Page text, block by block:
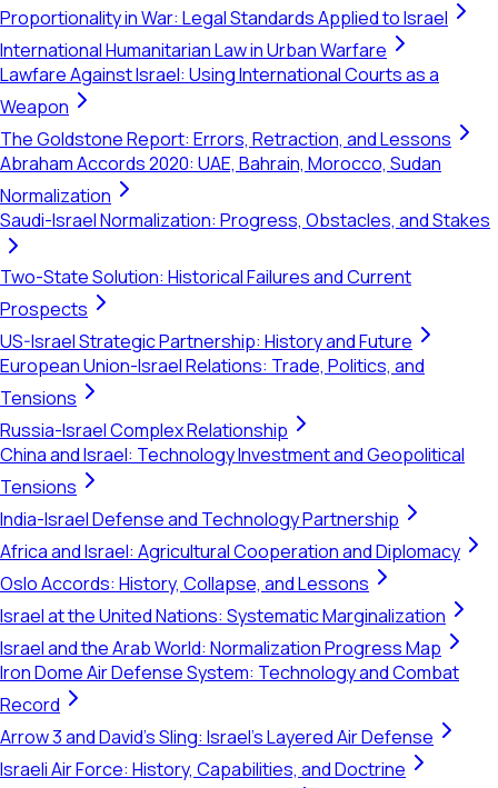
Proportionality in War: Legal Standards Applied to Israel
International Humanitarian Law in Urban Warfare
Lawfare Against Israel: Using International Courts as a
Weapon
The Goldstone Report: Errors, Retraction, and Lessons
Abraham Accords 2020: UAE, Bahrain, Morocco, Sudan
Normalization
Saudi-Israel Normalization: Progress, Obstacles, and Stakes
Two-State Solution: Historical Failures and Current
Prospects
US-Israel Strategic Partnership: History and Future
European Union-Israel Relations: Trade, Politics, and
Tensions
Russia-Israel Complex Relationship
China and Israel: Technology Investment and Geopolitical
Tensions
India-Israel Defense and Technology Partnership
Africa and Israel: Agricultural Cooperation and Diplomacy
Oslo Accords: History, Collapse, and Lessons
Israel at the United Nations: Systematic Marginalization
Israel and the Arab World: Normalization Progress Map
Iron Dome Air Defense System: Technology and Combat
Record
Arrow 3 and David's Sling: Israel's Layered Air Defense
Israeli Air Force: History, Capabilities, and Doctrine